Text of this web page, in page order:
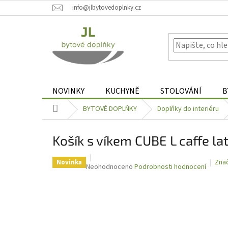
na
info@jlbytovedoplnky.cz
NOVINKY KUCHYNĚ STOLOVÁNÍ
Domů BYTOVÉ DOPLŇKY Doplňky do interiéru
Košík s víkem CUBE L caffe
Novinka Průměrné
Neohodnoceno Podrobnosti hodnocení